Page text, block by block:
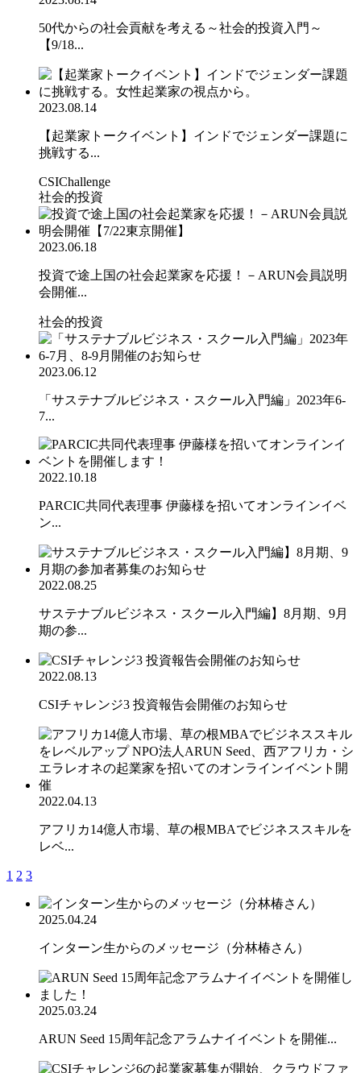
50代からの社会貢献を考える～社会的投資入門～
【9/18...
2023.08.14
【起業家トークイベント】インドでジェンダー課題に
挑戦する...
CSIChallenge
社会的投資
2023.06.18
投資で途上国の社会起業家を応援！－ARUN会員説明
会開催...
社会的投資
2023.06.12
「サステナブルビジネス・スクール入門編」2023年6-
7...
2022.10.18
PARCIC共同代表理事 伊藤様を招いてオンラインイベ
ン...
2022.08.25
サステナブルビジネス・スクール入門編】8月期、9月
期の参...
2022.08.13
CSIチャレンジ3 投資報告会開催のお知らせ
2022.04.13
アフリカ14億人市場、草の根MBAでビジネススキルを
レベ...
1 2 3
2025.04.24
インターン生からのメッセージ（分林椿さん）
2025.03.24
ARUN Seed 15周年記念アラムナイイベントを開催...